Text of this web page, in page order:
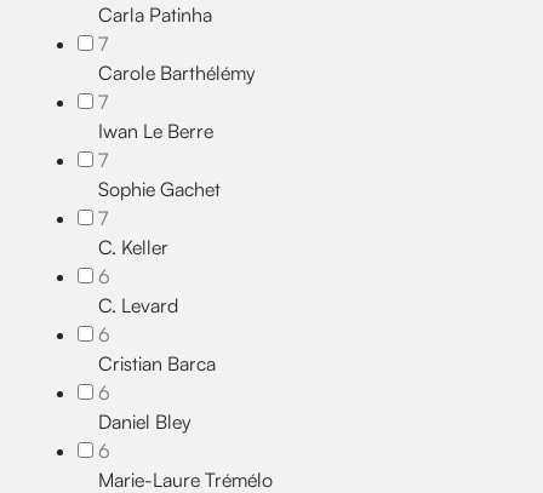
Carla Patinha
7
Carole Barthélémy
7
Iwan Le Berre
7
Sophie Gachet
7
C. Keller
6
C. Levard
6
Cristian Barca
6
Daniel Bley
6
Marie-Laure Trémélo